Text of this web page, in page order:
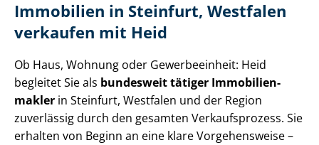
Immobilien in Steinfurt, Westfalen
verkaufen mit Heid
Ob Haus, Wohnung oder Gewerbeeinheit: Heid
begleitet Sie als bundesweit tätiger Im­mo­bi­li­en­
mak­ler in Steinfurt, Westfalen und der Region
zuverlässig durch den gesamten Verkaufsprozess. Sie
erhalten von Beginn an eine klare Vorgehensweise –